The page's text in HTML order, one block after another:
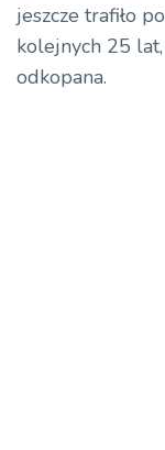
jeszcze trafiło
kolejnych 25
odkopana.